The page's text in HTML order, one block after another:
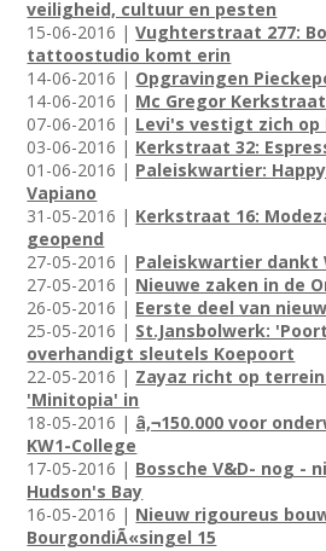
veiligheid, cultuur en pesten
15-06-2016 |Vughterstraat 277:
tattoostudio komt erin
14-06-2016 | Opgravingen
14-06-2016 | Mc Gregor
07-06-2016 | Levi's vestigt zich
03-06-2016 | Kerkstraat 32:
01-06-2016 | Paleiskwartier:
Vapiano
31-05-2016 | Kerkstraat 16:
geopend
27-05-2016 | Paleiskwartier dankt
27-05-2016 | Nieuwe zaken in de
26-05-2016 | Eerste deel van
25-05-2016 | St.Jansbolwerk:
overhandigt sleutels Koepoort
22-05-2016 | Zayaz richt op
'Minitopia' in
18-05-2016 | â‚¬150.000 voor
KW1-College
17-05-2016 | Bossche V&D- nog -
Hudson's Bay
16-05-2016 | Nieuw rigoureus
BourgondiÃ«singel 15